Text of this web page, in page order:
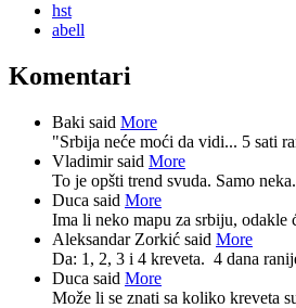
hst
abell
Komentari
Baki said More
"Srbija neće moći da vidi... 5 sati
Vladimir said More
To je opšti trend svuda. Samo
Duca said More
Ima li neko mapu za srbiju, odakle
Aleksandar Zorkić said More
Da: 1, 2, 3 i 4 kreveta. 4 dana
Duca said More
Može li se znati sa koliko kreveta